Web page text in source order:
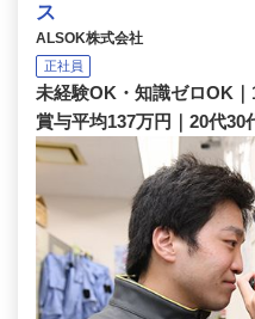
ス
ALSOK株式会社
正社員
未経験OK・知識ゼロOK｜
賞与平均137万円｜20代30